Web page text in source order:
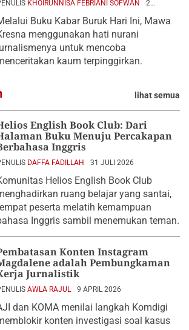
KHOIRUNNISA FEBRIANI SOFWAN
2
Buku Kabar Buruk Hari Ini, Mawa
menggunakan hati nurani
untuk mencoba
kaum terpinggirkan.
lihat semua
English Book Club: Dari
Buku Menuju Percakapan
Inggris
DAFFA FADILLAH 31 JULI 2026
Helios English Book Club
ruang belajar yang santai,
peserta melatih kemampuan
Inggris sambil menemukan teman.
Konten Instagram
adalah Pembungkaman
Jurnalistik
AWLA RAJUL 9 APRIL 2026
dan KOMA menilai langkah Komdigi
konten investigasi soal kasus